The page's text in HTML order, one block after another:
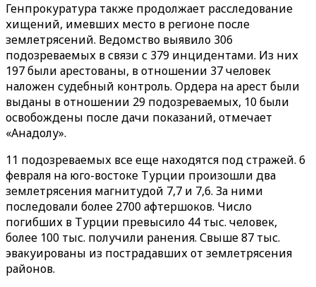
Генпрокуратура также продолжает расследование
хищений, имевших место в регионе после
землетрясений. Ведомство выявило 306
подозреваемых в связи с 379 инцидентами. Из них
197 были арестованы, в отношении 37 человек
наложен судебный контроль. Ордера на арест были
выданы в отношении 29 подозреваемых, 10 были
освобождены после дачи показаний, отмечает
«‎Анадолу»‎.
11 подозреваемых все еще находятся под стражей. 6
февраля на юго-востоке Турции произошли два
землетрясения магнитудой 7,7 и 7,6. За ними
последовали более 2700 афтершоков. Число
погибших в Турции превысило 44 тыс. человек,
более 100 тыс. получили ранения. Свыше 87 тыс.
эвакуированы из пострадавших от землетрясения
районов.